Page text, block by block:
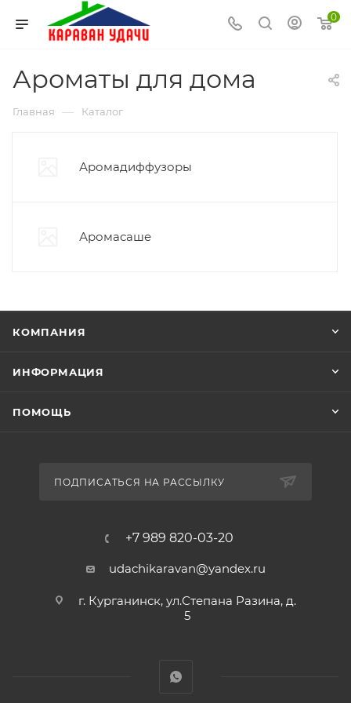
0
Ароматы для дома
Главная — Каталог
Аромадиффузоры
Аромасаше
КОМПАНИЯ
ИНФОРМАЦИЯ
ПОМОЩЬ
ПОДПИСАТЬСЯ НА РАССЫЛКУ
+7 989 820-03-20
udachikaravan@yandex.ru
г. Курганинск, ул.Степана Разина, д.
5